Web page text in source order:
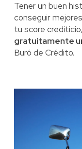
Tener un buen
conseguir
tu score
gratuitamente
Buró de Crédito.